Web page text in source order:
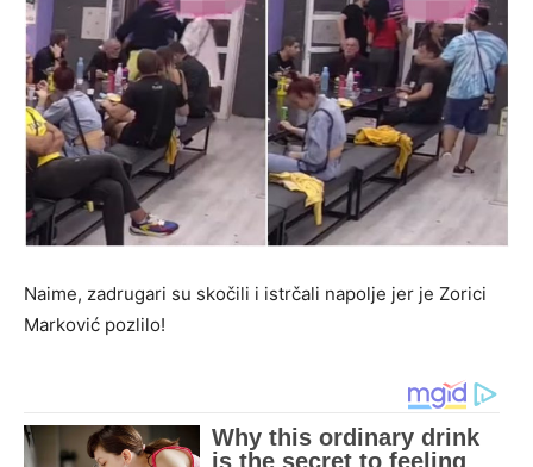
Naime, zadrugari su skočili i istrčali napolje jer je Zorici
Marković pozlilo!